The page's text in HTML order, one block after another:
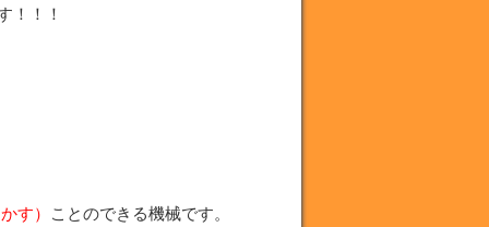
！！！
す） ことのできる機械です。